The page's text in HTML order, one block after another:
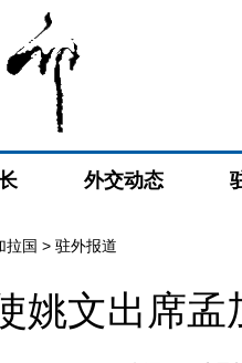
外交动态
拉国 > 驻外报道
姚文出席孟